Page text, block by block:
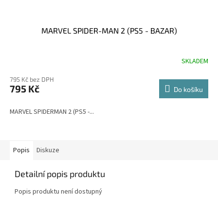
MARVEL SPIDER-MAN 2 (PS5 - BAZAR)
produktu
je
z
SKLADEM
795 Kč bez DPH
795 Kč Do košíku
MARVEL SPIDERMAN 2 (PS5 -...
Popis Diskuze
Detailní popis produktu
Popis produktu není dostupný